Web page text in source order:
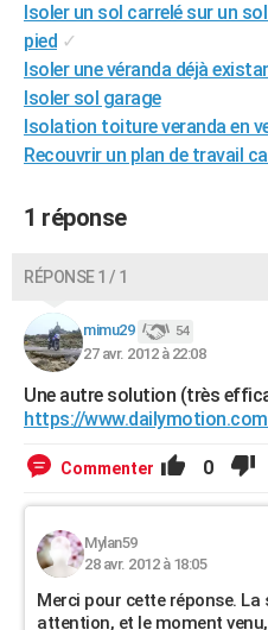
COPAINS D'AVANT
S'inscrire
Se connecter
Lycées
Collèges
Primaires
Universités
Entreprises
Service militaire
Avis de recherche
AVIS DE DÉCÈS
FORUM
Bricolage
Lifestyle
Culture
Sport
Auto
Television
Voyage
Cinema
Isoler un sol carrelé sur un
pied ✓
Isoler une véranda déjà
Isoler sol garage
Isolation toiture veranda en
Recouvrir un plan de travail
1 réponse
RÉPONSE 1 / 1
mimu29 54
27 avr. 2012 à 22:08
Une autre solution (très
https://
Commenter 0
Mylan59
28 avr. 2012 à 18:05
Merci pour cette réponse.
attention, et le moment